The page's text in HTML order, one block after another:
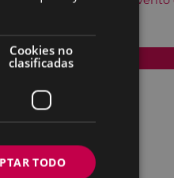
Accesibilidad
Cookies no
clasificadas
TODO